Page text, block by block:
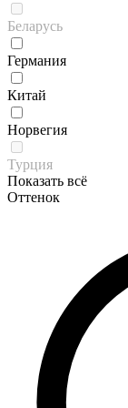
Беларусь
Германия
Китай
Норвегия
Турция
Показать всё
Оттенок